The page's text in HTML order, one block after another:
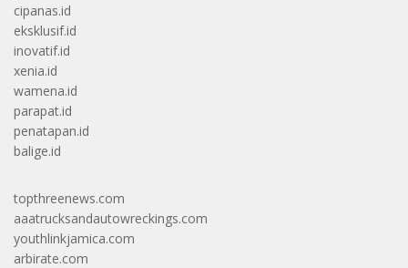
cipanas.id
eksklusif.id
inovatif.id
xenia.id
wamena.id
parapat.id
penatapan.id
balige.id
topthreenews.com
aaatrucksandautowreckings.com
youthlinkjamica.com
arbirate.com